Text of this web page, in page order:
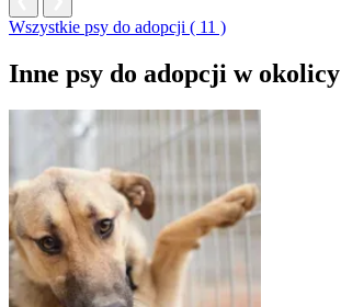
Wszystkie psy do adopcji ( 11 )
Inne psy do adopcji w okolicy